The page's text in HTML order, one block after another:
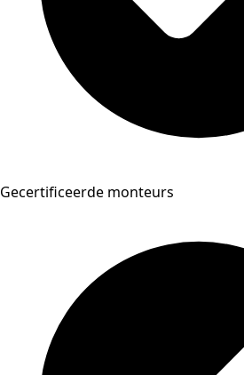
Gecertificeerde monteurs